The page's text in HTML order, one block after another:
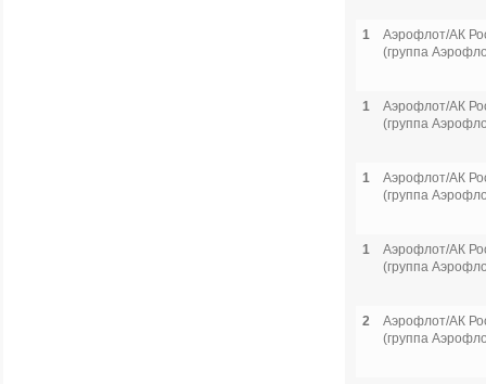
1
Аэрофлот/АК
(группа
1
Аэрофлот/АК
(группа
1
Аэрофлот/АК
(группа
1
Аэрофлот/АК
(группа
2
Аэрофлот/АК
(группа